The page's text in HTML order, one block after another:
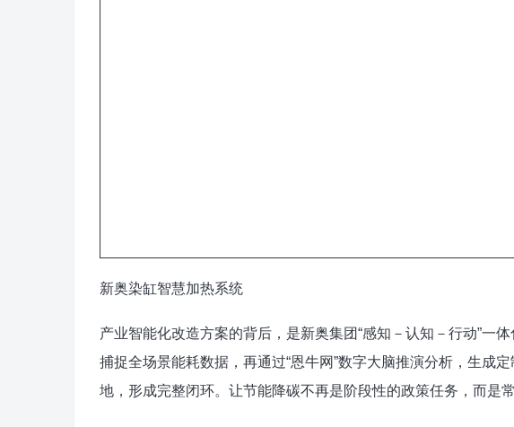
新奥染缸智慧加热系统
产业智能化改造方案的背后，是新奥集团“感知－认知－行动”一
捕捉全场景能耗数据，再通过“恩牛网”数字大脑推演分析，生成
地，形成完整闭环。让节能降碳不再是阶段性的政策任务，而是